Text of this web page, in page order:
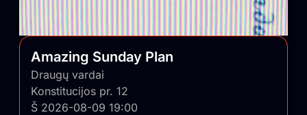
Amazing Sunday Plan
Draugų vardai
Konstitucijos pr. 12
Š 2026-08-09 19:00